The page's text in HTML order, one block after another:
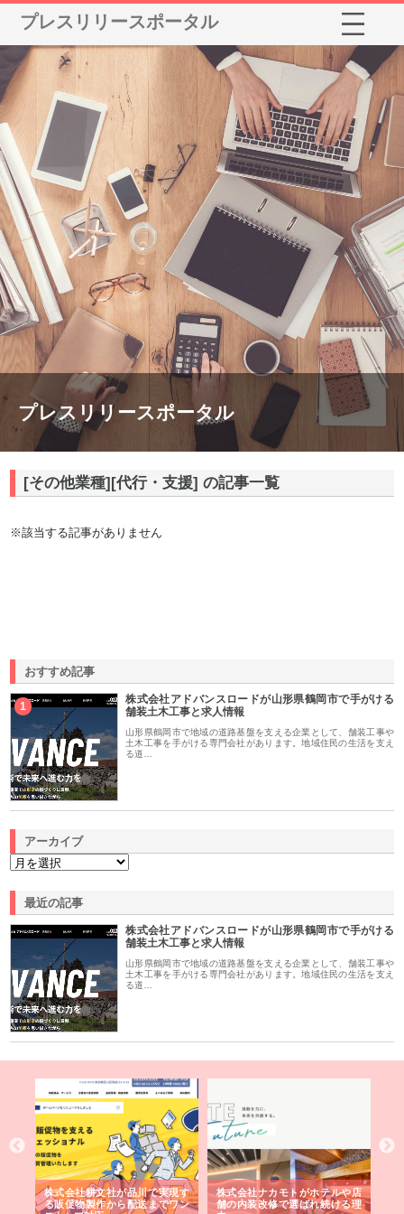
プレスリリースポータル
プレスリリースポータル
[その他業種][代行・支援] の記事一覧
※該当する記事がありません
おすすめ記事
1
株式会社アドバンスロードが山形県鶴岡市で手がける
舗装土木工事と求人情報
山形県鶴岡市で地域の道路基盤を支える企業として、舗装工事や
土木工事を手がける専門会社があります。地域住民の生活を支え
る道…
アーカイブ
最近の記事
株式会社アドバンスロードが山形県鶴岡市で手がける
舗装土木工事と求人情報
山形県鶴岡市で地域の道路基盤を支える企業として、舗装工事や
土木工事を手がける専門会社があります。地域住民の生活を支え
る道…
株式会社耕文社が品川で実現す
る販促物製作から配送までワン
株式会社ナカモトがホテルや店
舗の内装改修で選ばれ続ける理